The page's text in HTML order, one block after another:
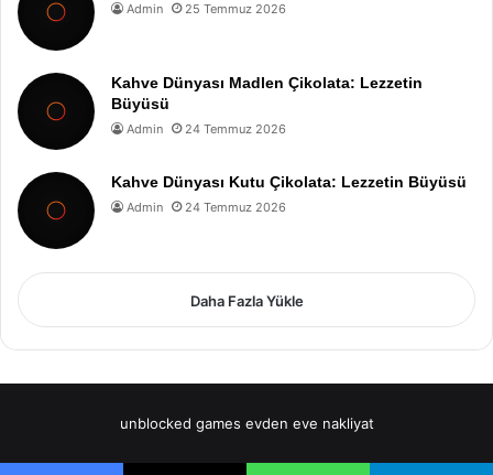
Admin 25 Temmuz 2026
Kahve Dünyası Madlen Çikolata: Lezzetin
Büyüsü
Admin 24 Temmuz 2026
Kahve Dünyası Kutu Çikolata: Lezzetin Büyüsü
Admin 24 Temmuz 2026
Daha Fazla Yükle
unblocked games evden eve nakliyat